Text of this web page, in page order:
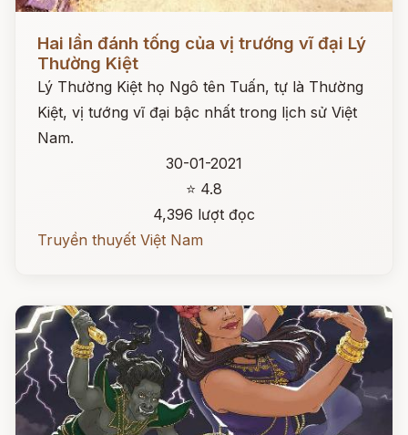
Đọc ngay
Hai lần đánh tống của vị trướng vĩ đại Lý
Thường Kiệt
Lý Thường Kiệt họ Ngô tên Tuấn, tự là Thường
Kiệt, vị tướng vĩ đại bậc nhất trong lịch sử Việt
Nam.
30-01-2021
⭐ 4.8
4,396 lượt đọc
Truyền thuyết Việt Nam